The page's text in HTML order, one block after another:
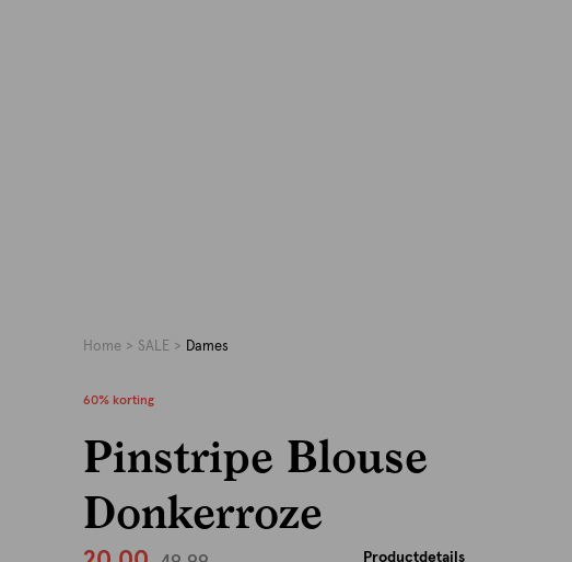
Home SALE Dames
60% korting
Pinstripe Blouse
Donkerroze
Productdetails